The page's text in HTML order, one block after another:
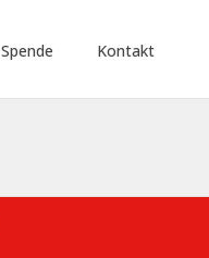
Spende Kontakt